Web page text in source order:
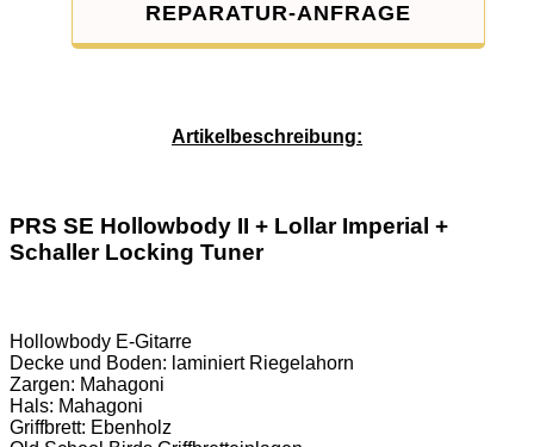
REPARATUR-ANFRAGE
Artikelbeschreibung:
PRS SE Hollowbody II + Lollar Imperial +
Schaller Locking Tuner
Hollowbody E-Gitarre
Decke und Boden: laminiert Riegelahorn
Zargen: Mahagoni
Hals: Mahagoni
Griffbrett: Ebenholz